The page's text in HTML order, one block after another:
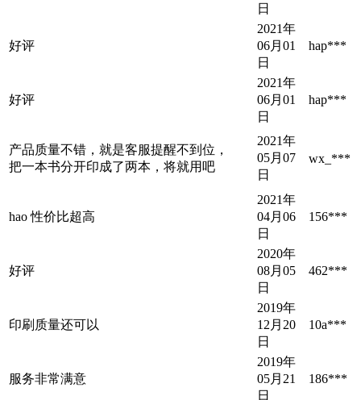
日
好评
2021年
06月01
日
hap***
好评
2021年
06月01
日
hap***
产品质量不错，就是客服提醒不到位，
把一本书分开印成了两本，将就用吧
2021年
05月07
日
wx_***
hao 性价比超高
2021年
04月06
日
156***
好评
2020年
08月05
日
462***
印刷质量还可以
2019年
12月20
日
10a***
服务非常满意
2019年
05月21
日
186***